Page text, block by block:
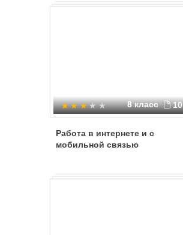
8 класс 10
Работа в интернете и с
мобильной связью